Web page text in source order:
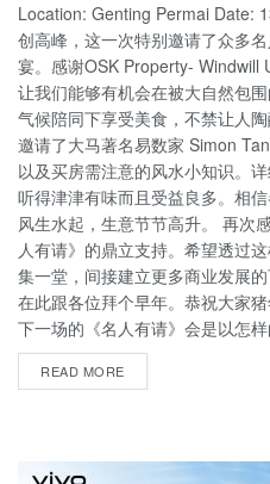
Location: Genting Permai Date:
创高峰，这一次特别邀请了众多
宴。感谢OSK Property- Windwill
让我们能够有机会在被大自然包
气候陪同下享受美食，不禁让人
邀请了大马著名易数家 Simon
以及买房需注意的风水小知识。
听得津津有味而且受益良多。相
风生水起，生意节节高升。 再次
人有请》的鼎立支持。希望透过
集一堂，间接建立更多商业发展
在此跟各位拜个早年。恭祝大家
下一场的《名人有请》会是以怎
READ MORE